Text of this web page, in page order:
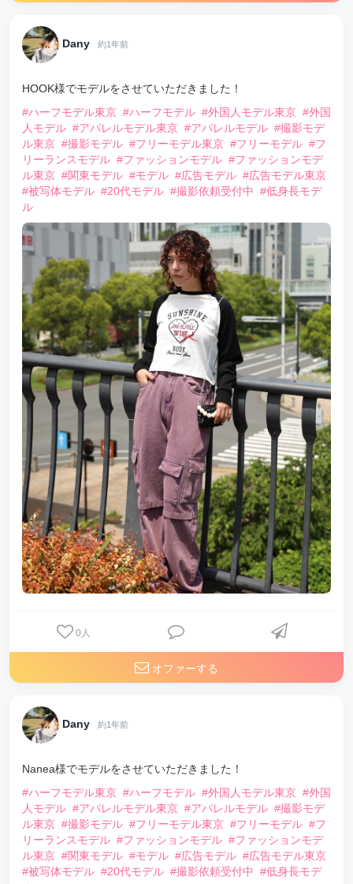
Dany 約1年前
HOOK様でモデルをさせていただきました！
#ハーフモデル東京 #ハーフモデル #外国人モデル東京 #外国
人モデル #アパレルモデル東京 #アパレルモデル #撮影モデ
ル東京 #撮影モデル #フリーモデル東京 #フリーモデル #フ
リーランスモデル #ファッションモデル #ファッションモデ
ル東京 #関東モデル #モデル #広告モデル #広告モデル東京
#被写体モデル #20代モデル #撮影依頼受付中
#低身長モデ
ル
0 人
オファーする
Dany 約1年前
Nanea様でモデルをさせていただきました！
#ハーフモデル東京 #ハーフモデル #外国人モデル東京 #外国
人モデル #アパレルモデル東京 #アパレルモデル #撮影モデ
ル東京 #撮影モデル #フリーモデル東京 #フリーモデル #フ
リーランスモデル #ファッションモデル #ファッションモデ
ル東京 #関東モデル #モデル #広告モデル #広告モデル東京
#被写体モデル #20代モデル #撮影依頼受付中
#低身長モデ